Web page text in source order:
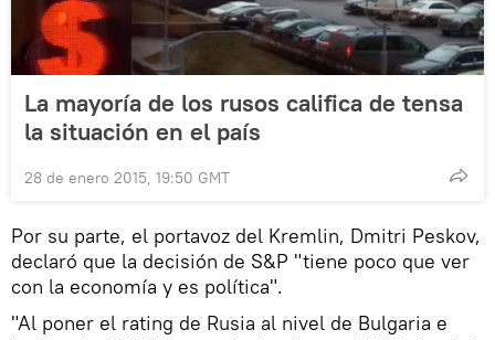
La mayoría de los rusos califica de tensa
la situación en el país
28 de enero 2015, 19:50 GMT
Por su parte, el portavoz del Kremlin, Dmitri Peskov,
declaró que la decisión de S&P "tiene poco que ver
con la economía y es política".
"Al poner el rating de Rusia al nivel de Bulgaria e